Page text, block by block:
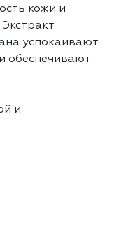
кожи и
успокаивают
обеспечивают
и